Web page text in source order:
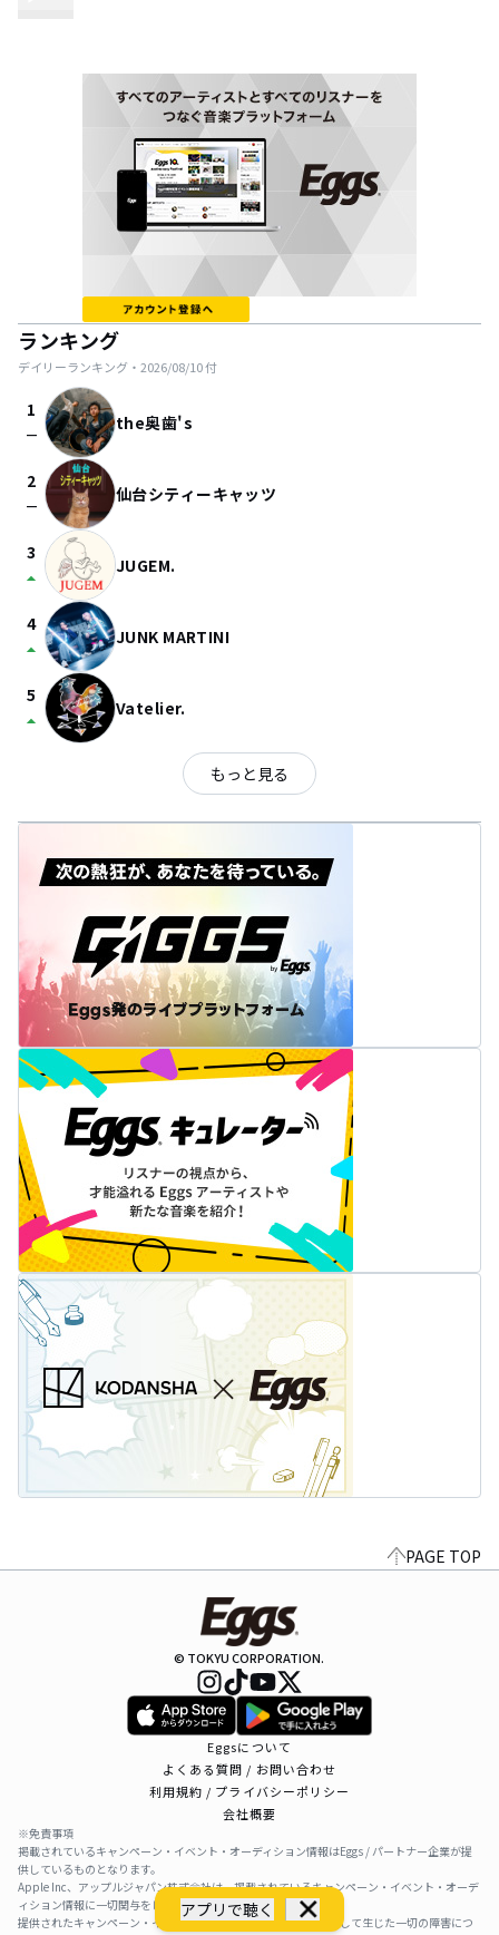
アプリで聴く
ランキング
デイリーランキング・ 2026/08/10付
1
check_indeterminate_small the奥歯's
2
check_indeterminate_small 仙台シティーキャッツ
3
arrow_drop_up JUGEM.
4
arrow_drop_up JUNK MARTINI
5
arrow_drop_up Vatelier.
もっと見る
PAGE TOP
© TOKYU CORPORATION.
Eggsについて
よくある質問 / お問い合わせ
利用規約 / プライバシーポリシー
会社概要
※免責事項
掲載されているキャンペーン・イベント・オーディション情報はEggs / パートナー企業が提
供しているものとなります。
Apple Inc、アップルジャパン株式会社は、掲載されているキャンペーン・イベント・オーデ
ィション情報に一切関与をしておりません。
提供されたキャンペーン・イベント・オーディション情報を利用して生じた一切の障害につ